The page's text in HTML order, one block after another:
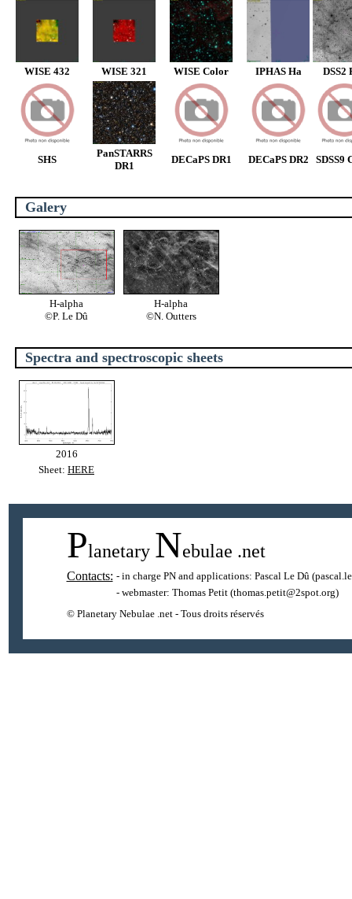
WISE 432 WISE 321 WISE Color IPHAS Ha DSS2
SHS
PanSTARRS
DR1
DECaPS DR1 DECaPS DR2 SDSS9
Galery
H-alpha
©P. Le Dû
H-alpha
©N. Outters
Spectra and spectroscopic sheets
2016
Sheet: HERE
Planetary Nebulae .net
Contacts: - in charge PN and applications: Pascal Le Dû
- webmaster: Thomas Petit(thomas.petit@2spot.org)
© Planetary Nebulae .net - Tous droits réservés